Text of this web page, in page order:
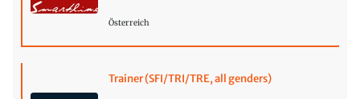
Österreich
Trainer (SFI/TRI/TRE, all genders)